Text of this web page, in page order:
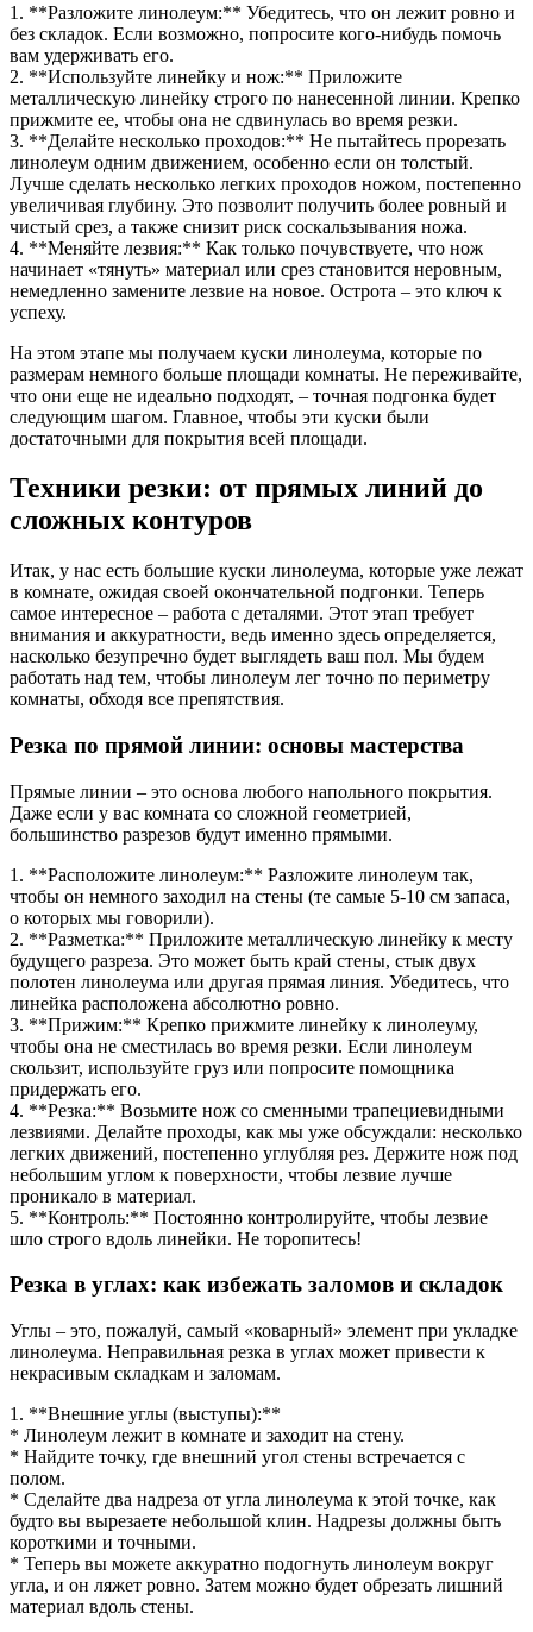
1. **Разложите линолеум:** Убедитесь, что он лежит ровно и
без складок. Если возможно, попросите кого-нибудь помочь
вам удерживать его.
2. **Используйте линейку и нож:** Приложите
металлическую линейку строго по нанесенной линии. Крепко
прижмите ее, чтобы она не сдвинулась во время резки.
3. **Делайте несколько проходов:** Не пытайтесь прорезать
линолеум одним движением, особенно если он толстый.
Лучше сделать несколько легких проходов ножом, постепенно
увеличивая глубину. Это позволит получить более ровный и
чистый срез, а также снизит риск соскальзывания ножа.
4. **Меняйте лезвия:** Как только почувствуете, что нож
начинает «тянуть» материал или срез становится неровным,
немедленно замените лезвие на новое. Острота – это ключ к
успеху.
На этом этапе мы получаем куски линолеума, которые по
размерам немного больше площади комнаты. Не переживайте,
что они еще не идеально подходят, – точная подгонка будет
следующим шагом. Главное, чтобы эти куски были
достаточными для покрытия всей площади.
Техники резки: от прямых линий до
сложных контуров
Итак, у нас есть большие куски линолеума, которые уже лежат
в комнате, ожидая своей окончательной подгонки. Теперь
самое интересное – работа с деталями. Этот этап требует
внимания и аккуратности, ведь именно здесь определяется,
насколько безупречно будет выглядеть ваш пол. Мы будем
работать над тем, чтобы линолеум лег точно по периметру
комнаты, обходя все препятствия.
Резка по прямой линии: основы мастерства
Прямые линии – это основа любого напольного покрытия.
Даже если у вас комната со сложной геометрией,
большинство разрезов будут именно прямыми.
1. **Расположите линолеум:** Разложите линолеум так,
чтобы он немного заходил на стены (те самые 5-10 см запаса,
о которых мы говорили).
2. **Разметка:** Приложите металлическую линейку к месту
будущего разреза. Это может быть край стены, стык двух
полотен линолеума или другая прямая линия. Убедитесь, что
линейка расположена абсолютно ровно.
3. **Прижим:** Крепко прижмите линейку к линолеуму,
чтобы она не сместилась во время резки. Если линолеум
скользит, используйте груз или попросите помощника
придержать его.
4. **Резка:** Возьмите нож со сменными трапециевидными
лезвиями. Делайте проходы, как мы уже обсуждали: несколько
легких движений, постепенно углубляя рез. Держите нож под
небольшим углом к поверхности, чтобы лезвие лучше
проникало в материал.
5. **Контроль:** Постоянно контролируйте, чтобы лезвие
шло строго вдоль линейки. Не торопитесь!
Резка в углах: как избежать заломов и складок
Углы – это, пожалуй, самый «коварный» элемент при укладке
линолеума. Неправильная резка в углах может привести к
некрасивым складкам и заломам.
1. **Внешние углы (выступы):**
* Линолеум лежит в комнате и заходит на стену.
* Найдите точку, где внешний угол стены встречается с
полом.
* Сделайте два надреза от угла линолеума к этой точке, как
будто вы вырезаете небольшой клин. Надрезы должны быть
короткими и точными.
* Теперь вы можете аккуратно подогнуть линолеум вокруг
угла, и он ляжет ровно. Затем можно будет обрезать лишний
материал вдоль стены.